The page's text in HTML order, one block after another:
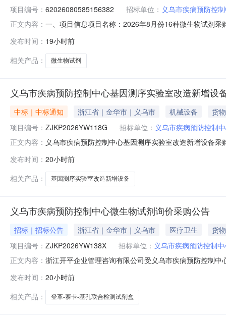
项目编号： 62026080585156382 招标单位： 义乌市疾病预防控
正文内容： 一、项目信息项目名称：2026年8月份16种微生物试剂
物试剂核心参数要求:商品类目:常规试剂;品牌规格:详见
发布时间： 19小时前
相关产品：
微生物试剂
义乌市疾病预防控制中心基因测序实验室改造新增设
中标｜中标通知 浙江省｜金华市｜义乌市 机械设备
货物
项目编号： ZJKP2026YW118G 招标单位： 义乌市疾病预防控制
正文内容： 义乌市疾病预防控制中心基因测序实验室改造新增设备
息：1.中标结果：序号中标供应商名称中标供应商地址
件。八、
发布时间： 20小时前
相关产品：
基因测序实验室改造新增设备
义乌市疾病预防控制中心微生物试剂询价采购公告
招标｜招标公告 浙江省｜金华市｜义乌市 医疗卫生
货物
项目编号： ZJKP2026YW138X 招标单位： 义乌市疾病预防控制
正文内容： 浙江开平企业管理咨询有限公司受义乌市疾病预防控制
剂盒400盒14万元14万元详见《第三章询价项目内容及
自2023年1月1
发布时间： 20小时前
相关产品：
登革-寨卡-基孔联合检测试剂盒